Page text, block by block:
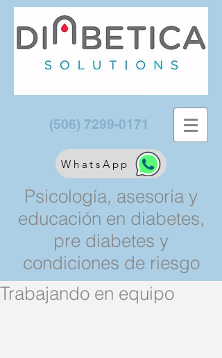
(506) 7299-0171
WhatsApp
Psicología, asesoría y
educación en diabetes,
pre diabetes y
condiciones de riesgo
Trabajando en equipo